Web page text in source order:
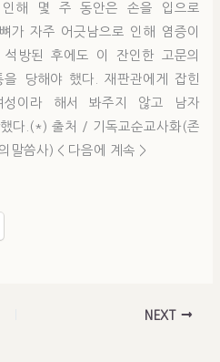
인해 몇 주 동안은 손을 입으로
가 자주 어긋남으로 인해 염증이
방된 후에도 이 잔인한 고문의
당해야 했다. 재판관에게 잡힌
성이라 해서 봐주지 않고 남자
다.(*) 출처 / 기독교순교사화(존
말씀사) < 다음에 계속 >
NEXT